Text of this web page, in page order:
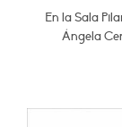
En la Sala
Ángela